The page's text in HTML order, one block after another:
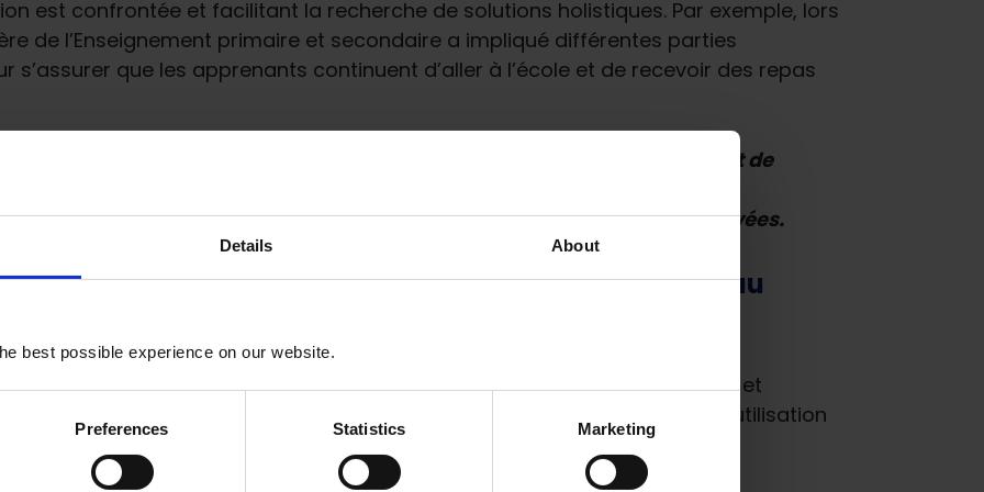
Details About
best possible experience on our website.
Preferences Statistics Marketing
est confrontée et facilitant la recherche de solutions holistiques. Par exemple, lors
de l’Enseignement primaire et secondaire a impliqué différentes parties
s’assurer que les apprenants continuent d’aller à l’école et de recevoir des repas
spécialisées et une expertise en matière de planification et de
politiques peuvent bénéficier de leurs points de vue et de leurs
des choix politiques plus éclairés et fondés sur des pratiques éprouvées.
contribue-t-elle à la planification de l’éducation au
pour influencer la prise de décision, suivre les affectations budgétaires et
des fonds. Cette relation étroite favorise le retour d’information et l’utilisation
afin d’améliorer la qualité de l’éducation.